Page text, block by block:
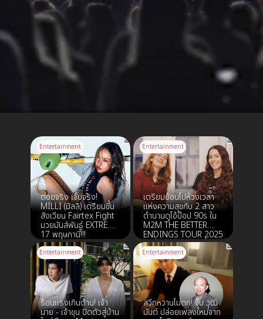
Entertainment
ต่อยจริง เจ็บจริง!
MILLI (มิลลิ) เตรียมขึ้น
สังเวียน Fairtex Fight
มวยมันส์พันธุ์ EXTREME
17 พฤษภานี้!!!
Entertainment
เตรียมย้อนไปห้วงเวลา
แห่งความสุขกับ 2 สาว
ตำนานดูโอ้ป็อป 90s ใน
M2M THE BETTER
ENDINGS TOUR 2025
วันที่ 9 พฤษภาคม นี้ !
Entertainment
ร้อนแรงเกินต้าน! เจ้า
นาย - เจ้าขุน ปิดตัวสู่บ้าน
Entertainment
สวีทหวานไม่ตก! จุ๊บ วุฒิ
นันต์ ปล่อยเพลงใหม่จาก